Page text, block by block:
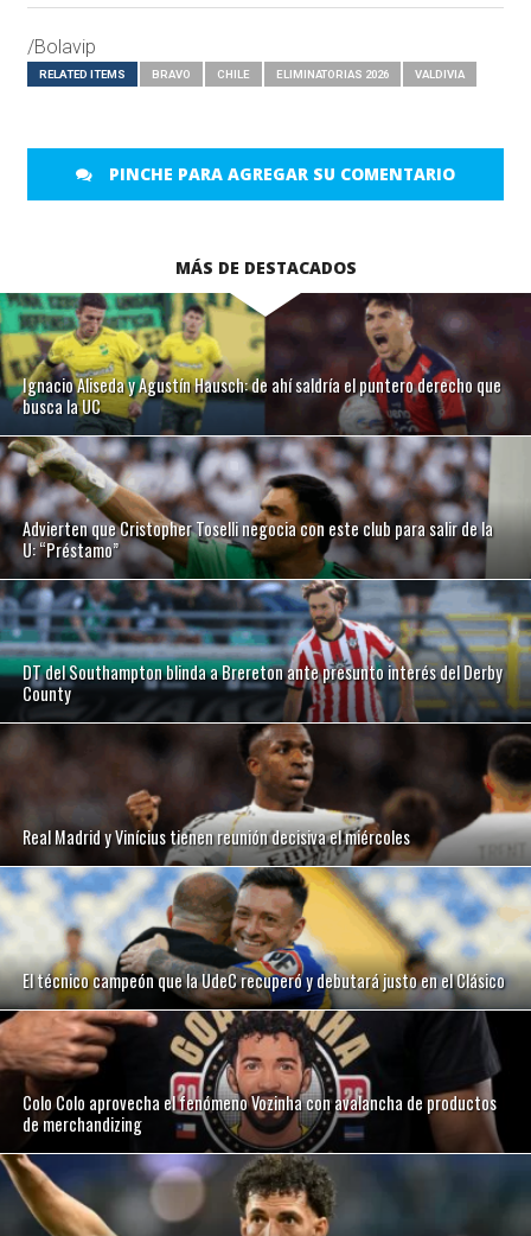
/Bolavip
RELATED ITEMS BRAVO CHILE ELIMINATORIAS 2026 VALDIVIA
PINCHE PARA AGREGAR SU COMENTARIO
MÁS DE DESTACADOS
Ignacio Aliseda y Agustín Hausch: de ahí saldría el puntero derecho que
busca la UC
Advierten que Cristopher Toselli negocia con este club para salir de la
U: “Préstamo”
DT del Southampton blinda a Brereton ante presunto interés del Derby
County
Real Madrid y Vinícius tienen reunión decisiva el miércoles
El técnico campeón que la UdeC recuperó y debutará justo en el Clásico
Colo Colo aprovecha el fenómeno Vozinha con avalancha de productos
de merchandizing